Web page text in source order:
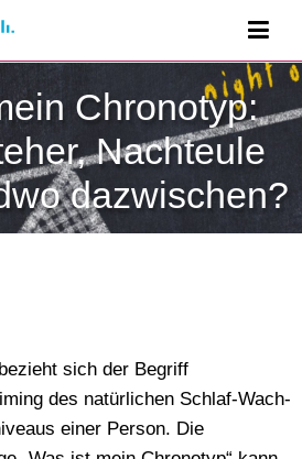
Chronotyp:
Nachteule
dazwischen?
sich der Begriff
des natürlichen Schlaf-Wach-
einer Person. Die